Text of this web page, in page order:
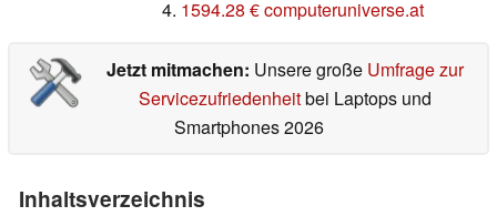
4. 1594.28 € computeruniverse.at
Jetzt mitmachen: Unsere große Umfrage zur
Servicezufriedenheitbei Laptops und
Smartphones 2026
Inhaltsverzeichnis